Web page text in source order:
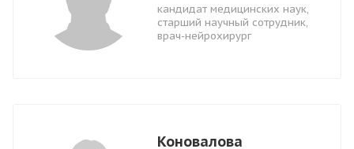
кандидат медицинских наук,
старший научный сотрудник,
врач-нейрохирург
Коновалова